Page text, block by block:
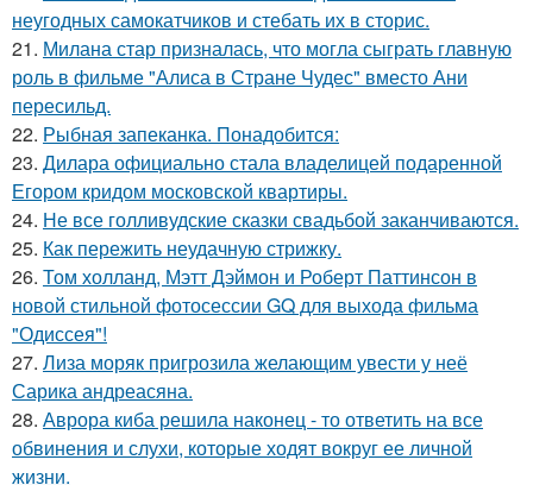
неугодных самокатчиков и стебать их в сторис.
21. Милана стар призналась, что могла сыграть главную
роль в фильме "Алиса в Стране Чудес" вместо Ани
пересильд.
22. Рыбная запеканка. Понадобится:
23. Дилара официально стала владелицей подаренной
Егором кридом московской квартиры.
24. Не все голливудские сказки свадьбой заканчиваются.
25. Как пережить неудачную стрижку.
26. Том холланд, Мэтт Дэймон и Роберт Паттинсон в
новой стильной фотосессии GQ для выхода фильма
"Одиссея"!
27. Лиза моряк пригрозила желающим увести у неё
Сарика андреасяна.
28. Аврора киба решила наконец - то ответить на все
обвинения и слухи, которые ходят вокруг ее личной
жизни.